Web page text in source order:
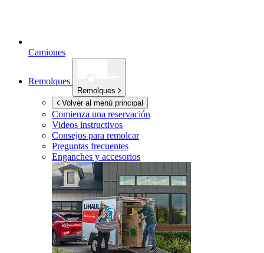
Camiones
Remolques
Remolques
Volver al menú principal
Comienza una reservación
Videos instructivos
Consejos para remolcar
Preguntas frecuentes
Enganches y accesorios